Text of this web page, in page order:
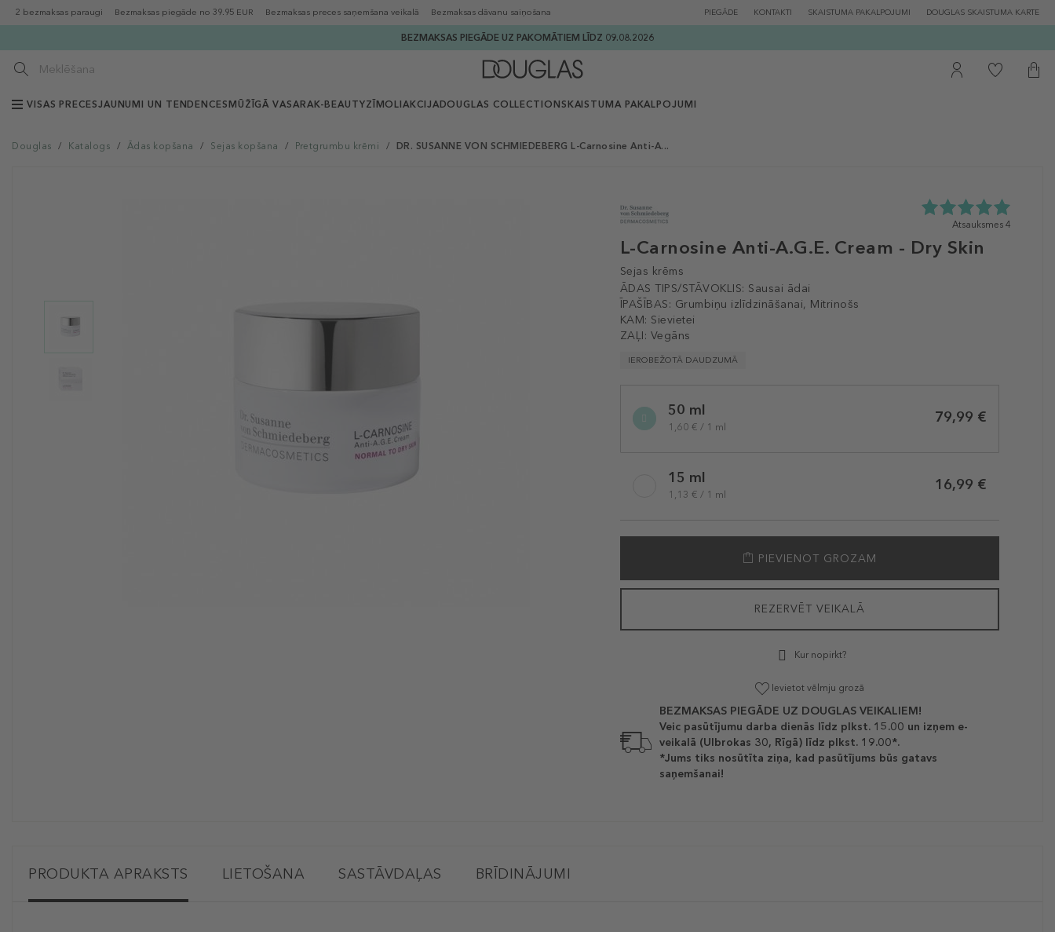
2 bezmaksas paraugi Bezmaksas piegāde no 39.95 EUR Bezmaksas preces saņemšana veikalā Bezmaksas dāvanu saiņošana PIEGĀDE KONTAKTI SKAISTUMA PAKALPOJUMI DOUGLAS SKAISTUMA KARTE
BEZMAKSAS PIEGĀDE UZ PAKOMĀTIEM LĪDZ 09.08.2026
VISAS PRECESJAUNUMI UN TENDENCES MŪŽĪGĀ VASARAK-BEAUTYZĪMOLIAKCIJADOUGLAS COLLECTION SKAISTUMA PAKALPOJUMI
Douglas / Katalogs / Ādas kopšana / Sejas kopšana / Pretgrumbu krēmi / DR. SUSANNE VON SCHMIEDEBERG L-Carnosine Anti-A...
L-Carnosine Anti-A.G.E. Cream - Dry Skin
Sejas krēms
ĀDAS TIPS/STĀVOKLIS: Sausai ādai
ĪPAŠĪBAS: Grumbiņu izlīdzināšanai, Mitrinošs
KAM: Sievietei
ZAĻI: Vegāns
IEROBEŽOTĀ DAUDZUMĀ
5.0
no
Atsauksmes 4
variation50 ml
1,60 € / 1 ml
79,99 €
15 ml
1,13 € / 1 ml
16,99 €
PIEVIENOT GROZAM
REZERVĒT VEIKALĀ
Kur nopirkt?
Ievietot vēlmju grozā
BEZMAKSAS PIEGĀDE UZ DOUGLAS VEIKALIEM!
Veic pasūtījumu darba dienās līdz plkst. 15.00 un izņem e-
veikalā (Ulbrokas 30, Rīgā) līdz plkst. 19.00*.
*Jums tiks nosūtīta ziņa, kad pasūtījums būs gatavs
saņemšanai!
PRODUKTA APRAKSTS LIETOŠANA SASTĀVDAĻAS BRĪDINĀJUMI